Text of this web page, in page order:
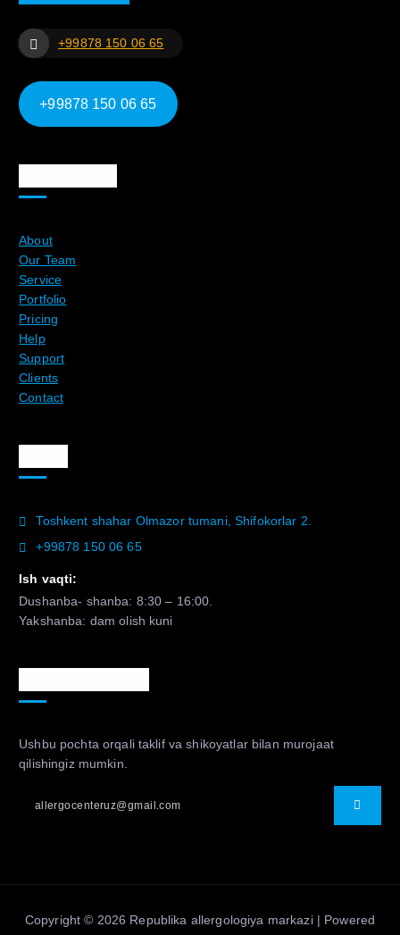
+99878 150 06 65
+99878 150 06 65
About
Our Team
Service
Portfolio
Pricing
Help
Support
Clients
Contact
Toshkent shahar Olmazor tumani, Shifokorlar 2.
+99878 150 06 65
Ish vaqti:
Dushanba- shanba: 8:30 – 16:00.
Yakshanba: dam olish kuni
Ushbu pochta orqali taklif va shikoyatlar bilan murojaat
qilishingiz mumkin.
Copyright © 2026 Republika allergologiya markazi | Powered